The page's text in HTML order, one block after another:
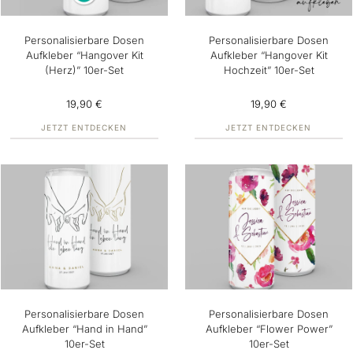
Personalisierbare Dosen
Aufkleber “Hangover Kit
(Herz)” 10er-Set
19,90 €
JETZT ENTDECKEN
Personalisierbare Dosen
Aufkleber “Hangover Kit
Hochzeit” 10er-Set
19,90 €
JETZT ENTDECKEN
Personalisierbare Dosen
Aufkleber “Hand in Hand”
10er-Set
Personalisierbare Dosen
Aufkleber “Flower Power”
10er-Set